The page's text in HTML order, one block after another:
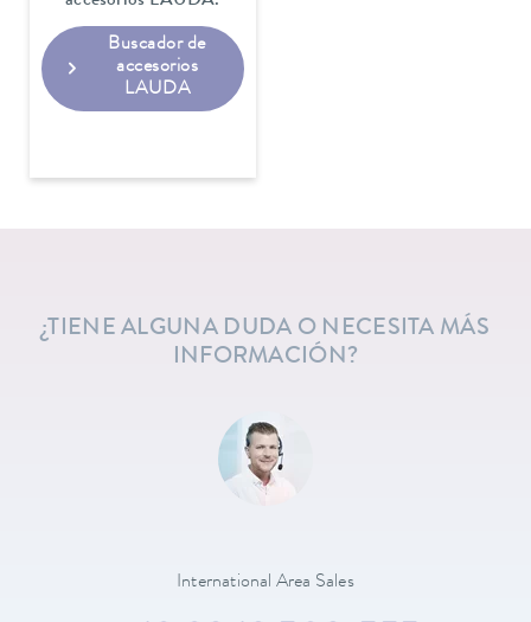
Buscador de
accesorios
LAUDA
¿TIENE ALGUNA DUDA O NECESITA MÁS
INFORMACIÓN?
International Area Sales